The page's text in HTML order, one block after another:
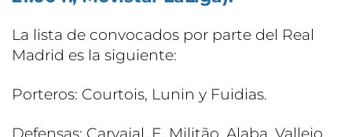
La lista de convocados por parte del Real
Madrid es la siguiente:
Porteros: Courtois, Lunin y Fuidias.